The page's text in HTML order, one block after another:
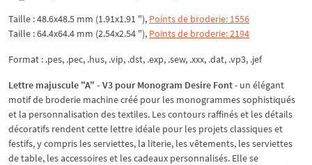
Taille : 48.6x48.5 mm (1.91x1.91 "), Points de broderie: 1556
Taille : 64.4x64.4 mm (2.54x2.54 "), Points de broderie: 2194
Format : .pes, .pec, .hus, .vip, .dst, .exp, .sew, .xxx, .dat, .vp3, .jef
Lettre majuscule "A" - V3 pour Monogram Desire Font- un élégant
motif de broderie machine créé pour les monogrammes sophistiqués
et la personnalisation des textiles. Les contours raffinés et les détails
décoratifs rendent cette lettre idéale pour les projets classiques et
festifs, y compris les serviettes, la literie, les vêtements, les serviettes
de table, les accessoires et les cadeaux personnalisés. Elle se